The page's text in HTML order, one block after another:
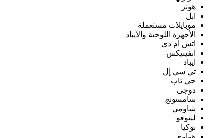
هونر
ابل
موبايلات مستعملة
الأجهزة اللوحية والآيباد
اتش ام دى
انفينيكس
ايباد
تي سي إل
جي تاب
دوجى
سامسونج
شاومي
لينوفو
نوكيا